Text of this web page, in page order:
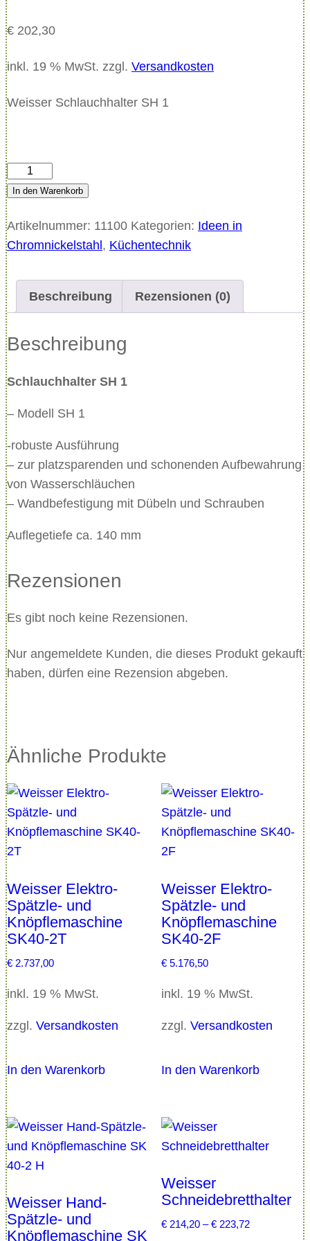
€ 202,30
inkl. 19 % MwSt. zzgl. Versandkosten
Weisser Schlauchhalter SH 1
W
e
i
s
s
e
r
S
c
h
l
a
u
c
h
h
a
l
t
e
r
M
e
n
g
e
In den Warenkorb
Artikelnummer: 11100 Kategorien: Ideen in
Chromnickelstahl , Küchentechnik
Beschreibung Rezensionen (0)
Beschreibung
Schlauchhalter SH 1
– Modell SH 1
-robuste Ausführung
– zur platzsparenden und schonenden Aufbewahrung
von Wasserschläuchen
– Wandbefestigung mit Dübeln und Schrauben
Auflegetiefe ca. 140 mm
Rezensionen
Es gibt noch keine Rezensionen.
Nur angemeldete Kunden, die dieses Produkt gekauft
haben, dürfen eine Rezension abgeben.
Ähnliche Produkte
Weisser Elektro-
Spätzle- und
Knöpflemaschine
SK40-2T
€ 2.737,00
inkl. 19 % MwSt.
zzgl. Versandkosten
In den Warenkorb
Weisser Elektro-
Spätzle- und
Knöpflemaschine
SK40-2F
€5.176,50
inkl. 19 % MwSt.
zzgl. Versandkosten
In den Warenkorb
Weisser Hand-
Spätzle- und
Knöpflemaschine SK
Weisser
Schneidebretthalter
€214,20–€223,72